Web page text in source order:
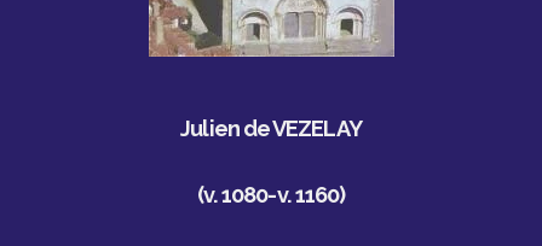
Julien de VEZELAY
(v. 1080-v. 1160)